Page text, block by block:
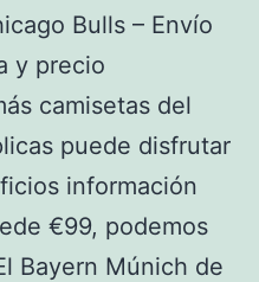
Bulls – Envío
y precio
camisetas del
puede disfrutar
información
€99, podemos
Bayern Múnich de